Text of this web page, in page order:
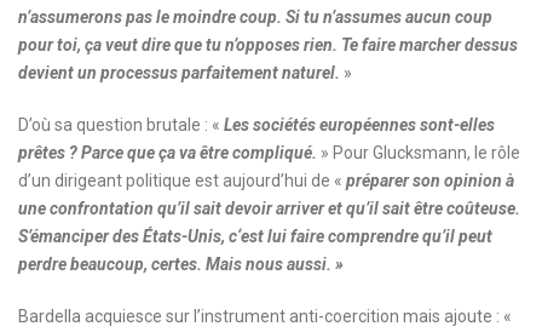
n’assumerons pas le moindre coup. Si tu n’assumes aucun coup
pour toi, ça veut dire que tu n’opposes rien. Te faire marcher dessus
devient un processus parfaitement naturel. »
D’où sa question brutale : « Les sociétés européennes sont-elles
prêtes ? Parce que ça va être compliqué. » Pour Glucksmann, le rôle
d’un dirigeant politique est aujourd’hui de « préparer son opinion à
une confrontation qu’il sait devoir arriver et qu’il sait être coûteuse.
S’émanciper des États-Unis, c‘est lui faire comprendre qu’il peut
perdre beaucoup, certes. Mais nous aussi. »
Bardella acquiesce sur l’instrument anti-coercition mais ajoute : «